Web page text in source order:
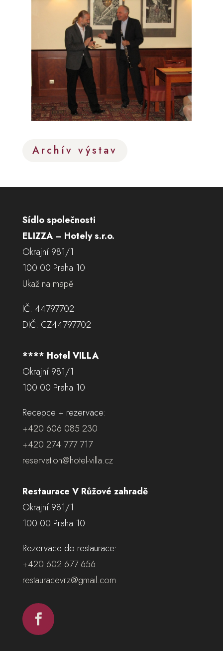
Archív výstav
Sídlo společnosti
ELIZZA – Hotely s.r.o.
Okrajní 981/1
100 00 Praha 10
Ukaž na mapě
IČ: 44797702
DIČ: CZ44797702
**** Hotel VILLA
Okrajní 981/1
100 00 Praha 10
Recepce + rezervace:
+420 606 085 230
+420 274 777 717
reservation@hotel-villa.cz
Restaurace V Růžové zahradě
Okrajní 981/1
100 00 Praha 10
Rezervace do restaurace:
+420 602 677 656
restauracevrz@gmail.com
